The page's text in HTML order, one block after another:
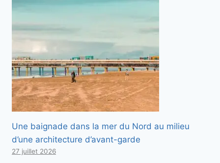
Une baignade dans la mer du Nord au milieu
d’une architecture d’avant-garde
27 juillet 2026